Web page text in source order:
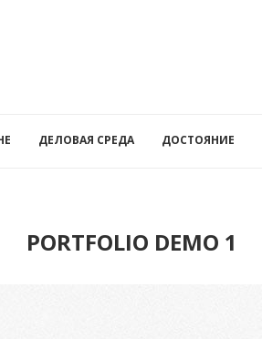
ДЕЛОВАЯ СРЕДА ДОСТОЯНИЕ
PORTFOLIO DEMO 1